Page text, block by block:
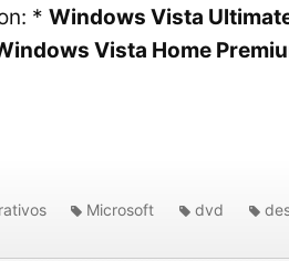
* Windows Vista
Vista Home
Microsoft dvd